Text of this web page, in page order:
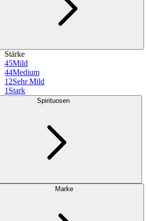
Stärke
45Mild
44Medium
12Sehr Mild
1 Stark
Spirituosen
Marke